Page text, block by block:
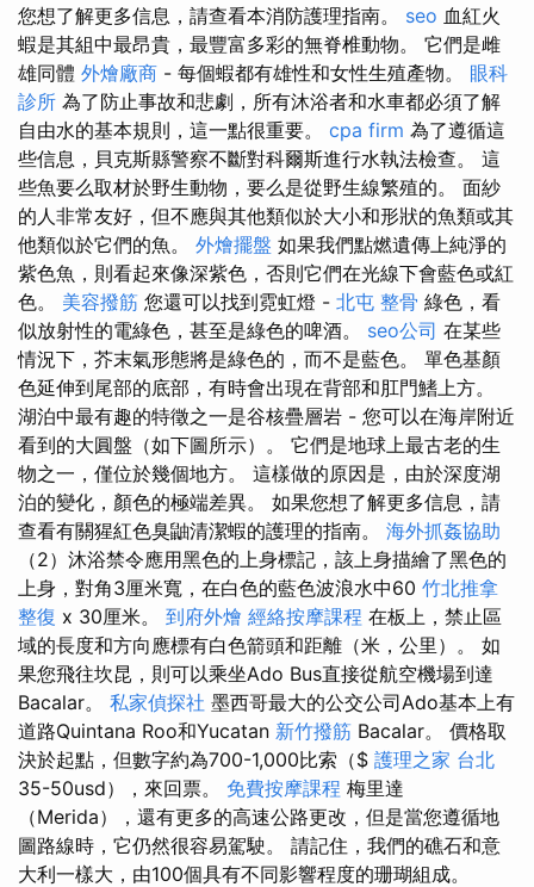
您想了解更多信息，請查看本消防護理指南。 seo 血紅火
蝦是其組中最昂貴，最豐富多彩的無脊椎動物。 它們是雌
雄同體 外燴廠商 - 每個蝦都有雄性和女性生殖產物。 眼科
診所 為了防止事故和悲劇，所有沐浴者和水車都必須了解
自由水的基本規則，這一點很重要。 cpa firm 為了遵循這
些信息，貝克斯縣警察不斷對科爾斯進行水執法檢查。 這
些魚要么取材於野生動物，要么是從野生線繁殖的。 面紗
的人非常友好，但不應與其他類似於大小和形狀的魚類或其
他類似於它們的魚。 外燴擺盤 如果我們點燃遺傳上純淨的
紫色魚，則看起來像深紫色，否則它們在光線下會藍色或紅
色。 美容撥筋 您還可以找到霓虹燈 - 北屯 整骨 綠色，看
似放射性的電綠色，甚至是綠色的啤酒。 seo公司 在某些
情況下，芥末氣形態將是綠色的，而不是藍色。 單色基顏
色延伸到尾部的底部，有時會出現在背部和肛門鰭上方。
湖泊中最有趣的特徵之一是谷核疊層岩 - 您可以在海岸附近
看到的大圓盤（如下圖所示）。 它們是地球上最古老的生
物之一，僅位於幾個地方。 這樣做的原因是，由於深度湖
泊的變化，顏色的極端差異。 如果您想了解更多信息，請
查看有關猩紅色臭鼬清潔蝦的護理的指南。 海外抓姦協助
（2）沐浴禁令應用黑色的上身標記，該上身描繪了黑色的
上身，對角3厘米寬，在白色的藍色波浪水中60 竹北推拿
整復 x 30厘米。 到府外燴 經絡按摩課程 在板上，禁止區
域的長度和方向應標有白色箭頭和距離（米，公里）。 如
果您飛往坎昆，則可以乘坐Ado Bus直接從航空機場到達
Bacalar。 私家偵探社 墨西哥最大的公交公司Ado基本上有
道路Quintana Roo和Yucatan 新竹撥筋 Bacalar。 價格取
決於起點，但數字約為700-1,000比索（$ 護理之家 台北
35-50usd），來回票。 免費按摩課程 梅里達
（Merida），還有更多的高速公路更改，但是當您遵循地
圖路線時，它仍然很容易駕駛。 請記住，我們的礁石和意
大利一樣大，由100個具有不同影響程度的珊瑚組成。